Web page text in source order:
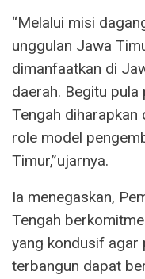
“Melalui misi
unggulan Jawa
dimanfaatkan di
daerah. Begitu
Tengah
role model
Timur,”ujarnya.
Ia menegaskan,
Tengah
yang kondusif agar
terbangun dapat